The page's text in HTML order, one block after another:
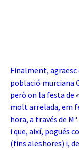
Finalment, agraesc
població murciana
però on la festa de
molt arrelada, em
hora, a través de
i que, així, pogués
(fins aleshores) i,